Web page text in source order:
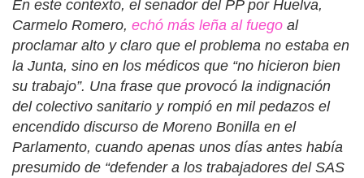
En este contexto, el senador del PP por Huelva,
Carmelo Romero, echó más leña al fuego al
proclamar alto y claro que el problema no estaba en
la Junta, sino en los médicos que “no hicieron bien
su trabajo”. Una frase que provocó la indignación
del colectivo sanitario y rompió en mil pedazos el
encendido discurso de Moreno Bonilla en el
Parlamento, cuando apenas unos días antes había
presumido de “defender a los trabajadores del SAS